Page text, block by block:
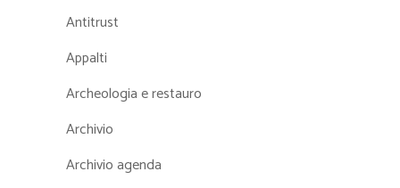
Antitrust
Appalti
Archeologia e restauro
Archivio
Archivio agenda